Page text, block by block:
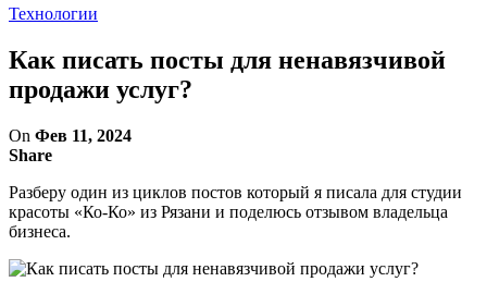
Технологии
Как писать посты для ненавязчивой
продажи услуг?
On Фев 11, 2024
Share
Разберу один из циклов постов который я писала для студии
красоты «Ко-Ко» из Рязани и поделюсь отзывом владельца
бизнеса.